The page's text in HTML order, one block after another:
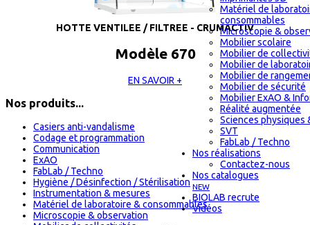
Matériel de
consommables
Microscopie &
Mobilier scolaire
Mobilier de
Mobilier de
Mobilier de
Mobilier de sécurité
Mobilier ExAO &
Réalité augmentée
Sciences physiques
SVT
FabLab / Techno
Nos réalisations
Contactez-nous
Nos catalogues
NEW
BIOLAB recrute
Vidéos
HOTTE VENTILEE / FILTREE - CRUMACTIV
Modèle 670
EN SAVOIR +
Nos produits...
Casiers anti-vandalisme
Codage et programmation
Communication
ExAO
FabLab / Techno
Hygiène / Désinfection / Stérilisation
Instrumentation & mesures
Matériel de laboratoire & consommables
Microscopie & observation